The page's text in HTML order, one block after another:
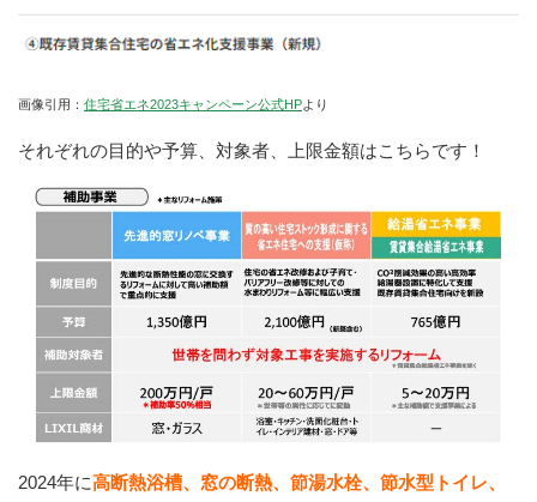
画像引用： 住宅省エネ2023キャンペーン公式HPより
それぞれの目的や予算、対象者、上限金額はこちらです！
2024年に高断熱浴槽、窓の断熱、節湯水栓、節水型トイレ、